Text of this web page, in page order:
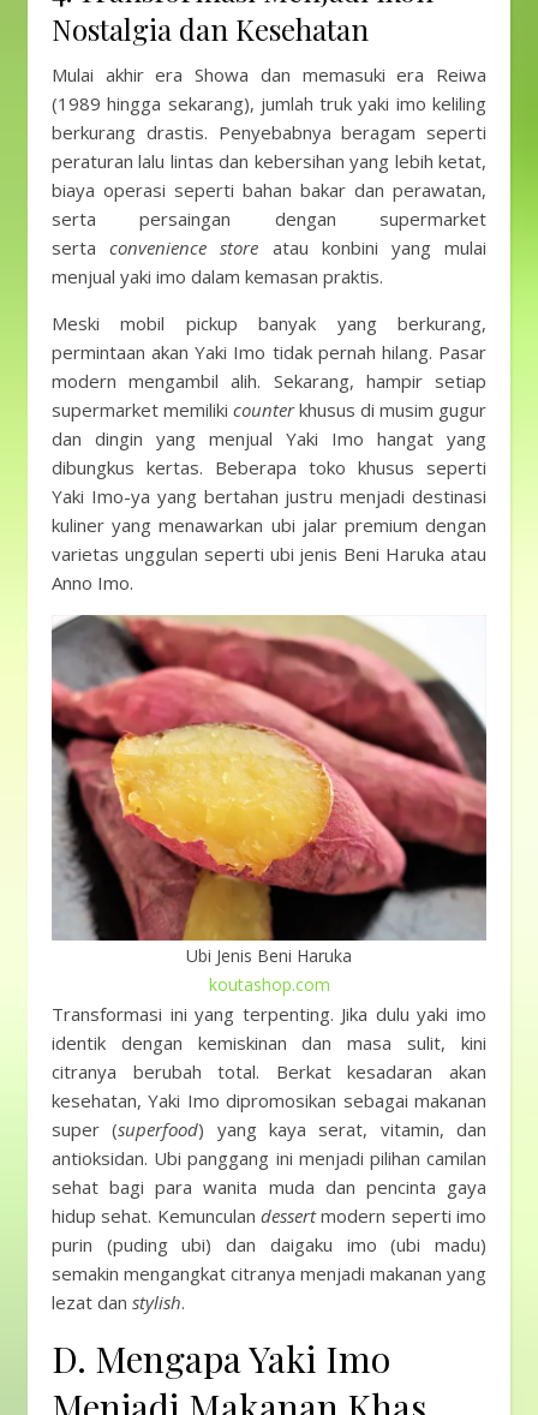
Nostalgia dan Kesehatan
Mulai akhir era Showa dan memasuki era Reiwa
(1989 hingga sekarang), jumlah truk yaki imo keliling
berkurang drastis. Penyebabnya beragam seperti
peraturan lalu lintas dan kebersihan yang lebih ketat,
biaya operasi seperti bahan bakar dan perawatan,
serta persaingan dengan supermarket
sertaconvenience store atau konbini yang mulai
menjual yaki imo dalam kemasan praktis.
Meski mobil pickup banyak yang berkurang,
permintaan akan Yaki Imo tidak pernah hilang. Pasar
modern mengambil alih. Sekarang, hampir setiap
supermarket memiliki counterkhusus di musim gugur
dan dingin yang menjual Yaki Imo hangat yang
dibungkus kertas. Beberapa toko khusus seperti
Yaki Imo-ya yang bertahan justru menjadi destinasi
kuliner yang menawarkan ubi jalar premium dengan
varietas unggulan seperti ubi jenis Beni Haruka atau
Anno Imo.
Ubi Jenis Beni Haruka
koutashop.com
Transformasi ini yang terpenting. Jika dulu yaki imo
identik dengan kemiskinan dan masa sulit, kini
citranya berubah total. Berkat kesadaran akan
kesehatan, Yaki Imo dipromosikan sebagai makanan
super (superfood) yang kaya serat, vitamin, dan
antioksidan. Ubi panggang ini menjadi pilihan camilan
sehat bagi para wanita muda dan pencinta gaya
hidup sehat. Kemunculan dessertmodern seperti imo
purin (puding ubi) dan daigaku imo (ubi madu)
semakin mengangkat citranya menjadi makanan yang
lezat dan stylish.
D. Mengapa Yaki Imo